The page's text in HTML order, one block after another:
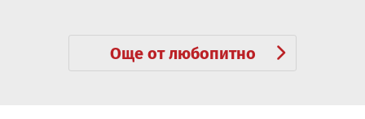
Още от любопитно